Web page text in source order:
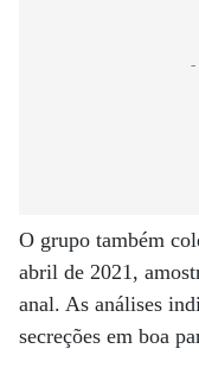
O grupo também
abril de 2021,
anal. As análises
secreções em boa